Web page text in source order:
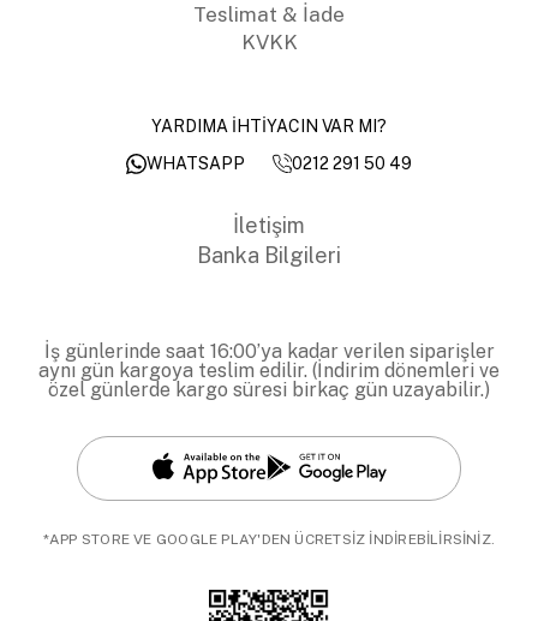
Teslimat & İade
KVKK
YARDIMA İHTİYACIN VAR MI?
WHATSAPP
0212 291 50 49
İletişim
Banka Bilgileri
İş günlerinde saat 16:00’ya kadar verilen siparişler
aynı gün kargoya teslim edilir. (İndirim dönemleri ve
özel günlerde kargo süresi birkaç gün uzayabilir.)
*APP STORE VE GOOGLE PLAY'DEN ÜCRETSİZ İNDİREBİLİRSİNİZ.